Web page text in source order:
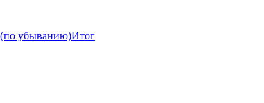
(по убыванию)Итог